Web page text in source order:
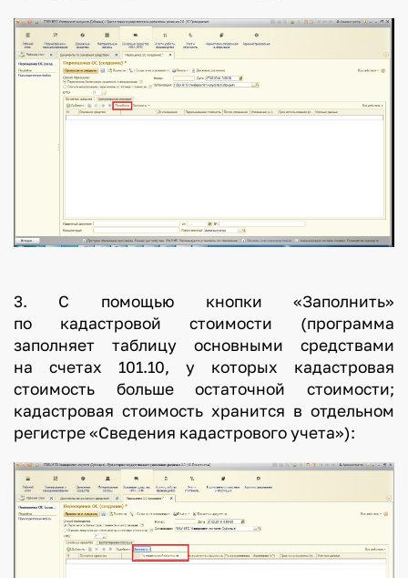
3. С помощью кнопки «Заполнить»
по кадастровой стоимости (программа
заполняет таблицу основными средствами
на счетах 101.10, у которых кадастровая
стоимость больше остаточной стоимости;
кадастровая стоимость хранится в отдельном
регистре «Сведения кадастрового учета»):